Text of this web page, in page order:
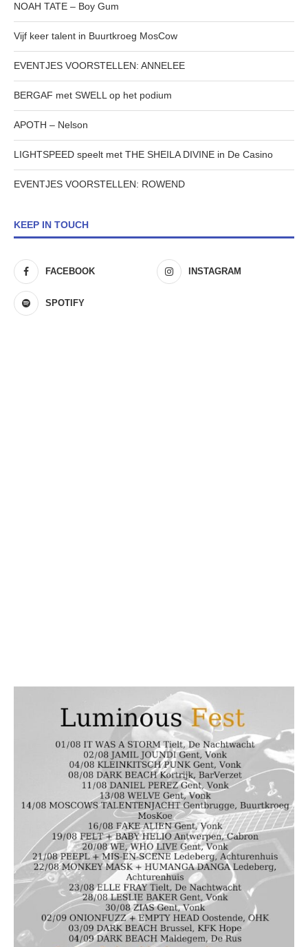
NOAH TATE – Boy Gum
Vijf keer talent in Buurtkroeg MosCow
EVENTJES VOORSTELLEN: ANNELEE
BERGAF met SWELL op het podium
APOTH – Nelson
LIGHTSPEED speelt met THE SHEILA DIVINE in De Casino
EVENTJES VOORSTELLEN: ROWEND
KEEP IN TOUCH
FACEBOOK INSTAGRAM
SPOTIFY